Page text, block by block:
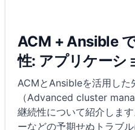
ACM + Ansible
性: アプリケーシ
ACMとAnsibleを活用した
（Advanced cluster
継続性について紹介しま
ーなどの予期せぬトラブ